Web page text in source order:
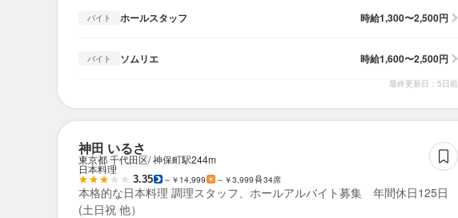
バイト ホールスタッフ 時給1,300〜2,500円
バイト ソムリエ 時給1,600〜2,500円
最終更新日：5日前
神田 いるさ
東京都 千代田区 神保町駅244m
日本料理
3.35 ～￥14,999 ～￥3,999 34席
本格的な日本料理 調理スタッフ、ホールアルバイト募集 年間休日125日
(土日祝 他）